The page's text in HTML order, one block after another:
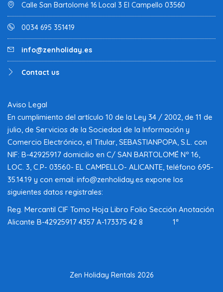
Calle San Bartolomé 16 Local 3 El Campello 03560
0034 695 351419
info@zenholiday.es
Contact us
Aviso Legal
En cumplimiento del artículo 10 de la Ley 34 / 2002, de 11 de
julio, de Servicios de la Sociedad de la Información y
Comercio Electrónico, el Titular, SEBASTIANPOPA, S.L. con
NIF: B-42925917 domicilio en C/ SAN BARTOLOMÉ Nº 16,
LOC. 3, C.P- 03560- EL CAMPELLO- ALICANTE, teléfono 695-
35.14.19 y con email: info@zenholiday.es expone los
siguientes datos registrales:
Reg. Mercantil CIF Tomo Hoja Libro Folio Sección Anotación
Alicante B-42925917 4357 A-173375 42 8 1ª
Zen Holiday Rentals 2026